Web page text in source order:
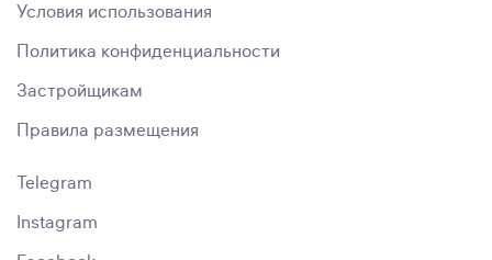
Условия использования
Политика конфиденциальности
Застройщикам
Правила размещения
Telegram
Instagram